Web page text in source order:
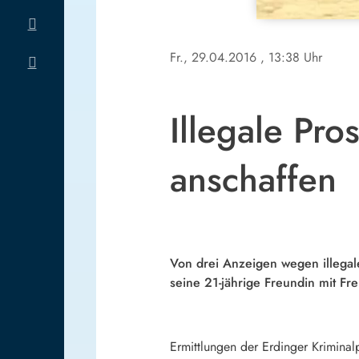
Fr., 29.04.2016 , 13:38 Uhr
Illegale
anschaffen
Von drei Anzeigen wegen
seine 21-jährige Freundin mit
Ermittlungen der Erdinger